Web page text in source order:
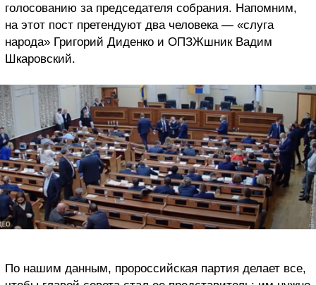
голосованию за председателя собрания. Напомним,
на этот пост претендуют два человека — «слуга
народа» Григорий Диденко и ОПЗЖшник Вадим
Шкаровский.
По нашим данным, пророссийская партия делает все,